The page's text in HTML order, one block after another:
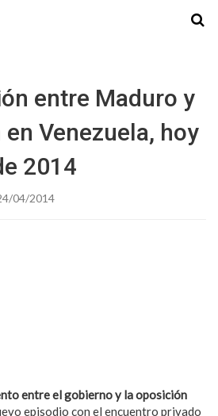
entre Maduro y
Venezuela, hoy
2014
04/2014
entre el gobierno y la oposición
episodio con el encuentro privado